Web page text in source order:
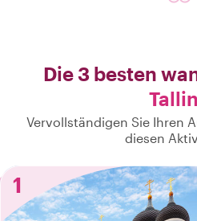
Die 3 besten
Vervollständigen Sie Ihren
diesen
1